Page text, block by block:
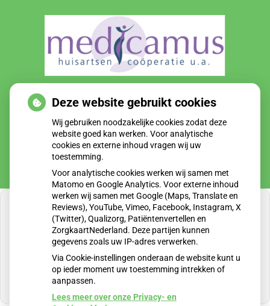
Huisartsen Zorgplein de Enk is onderdeel van zorggroep
Medicamus
U heeft geen toestemming gegeven voor
externe inhouddie nodig is om dit te zien.
Cookie-instellingen wijzigen
Deze website gebruikt cookies
Wij gebruiken noodzakelijke cookies zodat deze
website goed kan werken. Voor analytische
cookies en externe inhoud vragen wij uw
toestemming.
Voor analytische cookies werken wij samen met
Matomo en Google Analytics. Voor externe inhoud
werken wij samen met Google (Maps, Translate en
Reviews), YouTube, Vimeo, Facebook, Instagram, X
(Twitter), Qualizorg, Patiëntenvertellen en
ZorgkaartNederland. Deze partijen kunnen
gegevens zoals uw IP-adres verwerken.
Via Cookie-instellingen onderaan de website kunt u
op ieder moment uw toestemming intrekken of
aanpassen.
Lees meer over onze Privacy- en